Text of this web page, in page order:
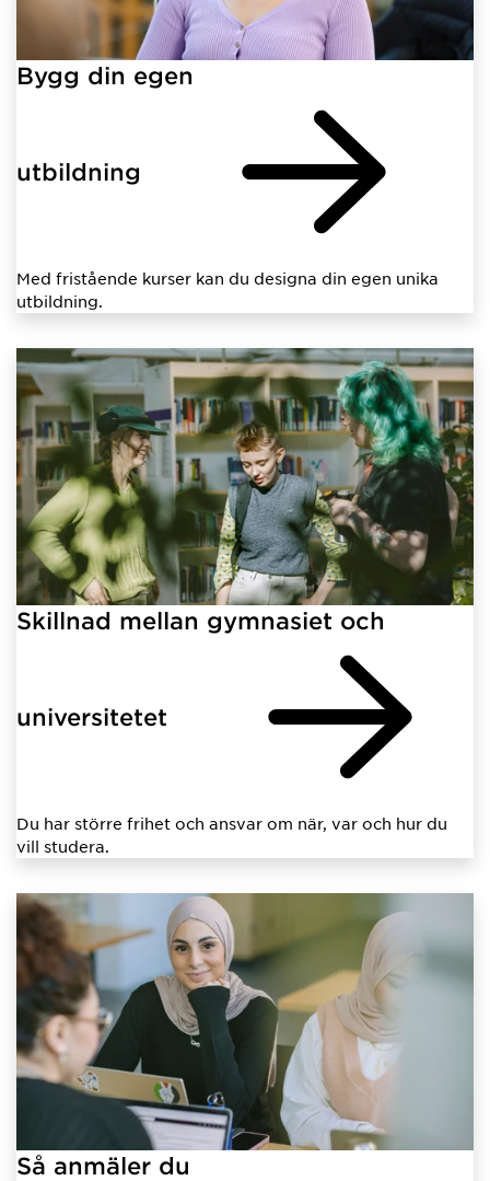
Bygg din egen
utbildning
Med fristående kurser kan du designa din egen unika
utbildning.
Skillnad mellan gymnasiet och
universitetet
Du har större frihet och ansvar om när, var och hur du
vill studera.
Så anmäler du